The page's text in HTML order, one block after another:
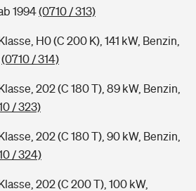
1994(0710 / 313)
H0 (C 200 K), 141 kW, Benzin,
(0710 / 314)
202 (C 180 T), 89 kW, Benzin,
/ 323)
202 (C 180 T), 90 kW, Benzin,
/ 324)
202 (C 200 T), 100 kW,